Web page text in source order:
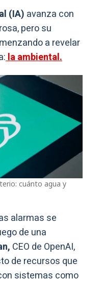
(IA) avanza con
pero su
a revelar
la ambiental.
cuánto agua y
alarmas se
de una
CEO de OpenAI,
de recursos que
sistemas como